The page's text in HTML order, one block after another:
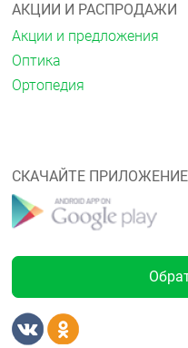
АКЦИИ И РАСПРОДАЖИ
Акции и предложения
Оптика
Ортопедия
СКАЧАЙТЕ ПРИЛОЖЕНИЕ